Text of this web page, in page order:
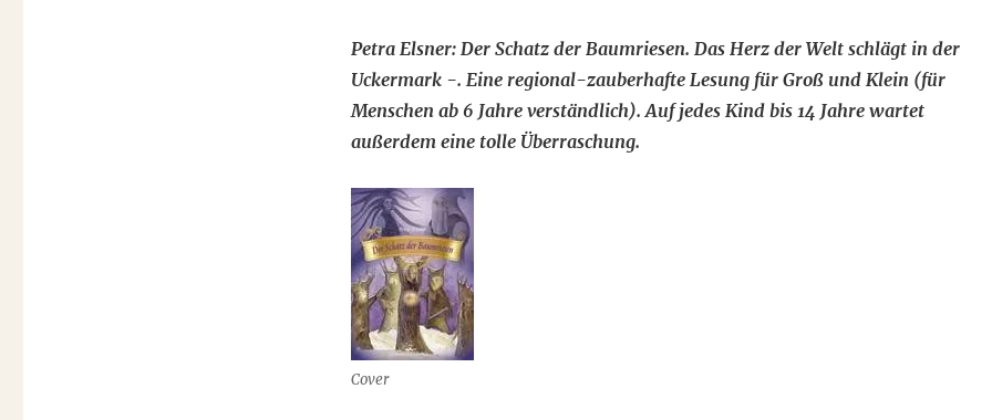
Petra Elsner: Der Schatz der Baumriesen. Das Herz der Welt schlägt in der
Uckermark -. Eine regional-zauberhafte Lesung für Groß und Klein (für
Menschen ab 6 Jahre verständlich). Auf jedes Kind bis 14 Jahre wartet
außerdem eine tolle Überraschung.
Cover